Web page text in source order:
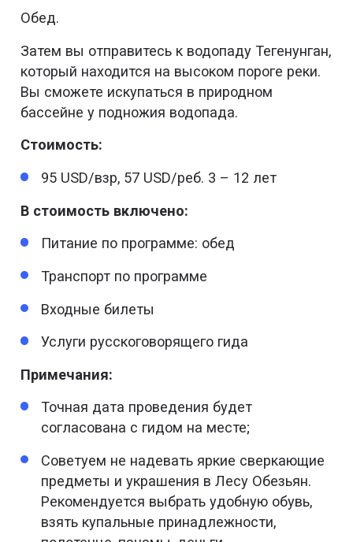
Обед.
Затем вы отправитесь к водопаду Тегенунган,
который находится на высоком пороге реки.
Вы сможете искупаться в природном
бассейне у подножия водопада.
Стоимость:
95 USD/взр, 57 USD/реб. 3 – 12 лет
В стоимость включено:
Питание по программе: обед
Транспорт по программе
Входные билеты
Услуги русскоговорящего гида
Примечания:
Точная дата проведения будет
согласована с гидом на месте;
Советуем не надевать яркие сверкающие
предметы и украшения в Лесу Обезьян.
Рекомендуется выбрать удобную обувь,
взять купальные принадлежности,